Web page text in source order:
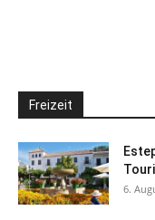
Freizeit
6.